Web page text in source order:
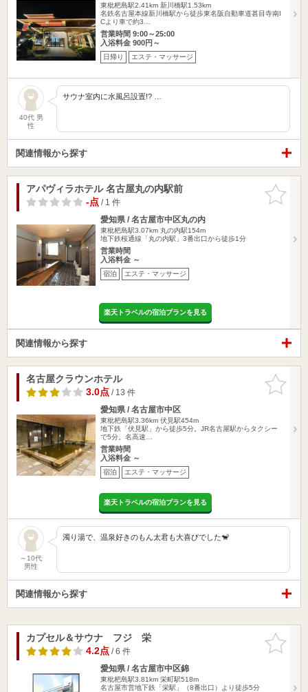
東枇杷島駅2.41km 新川橋駅1.53km
名鉄名古屋本線新川橋駅から徒歩東名阪自動車道甚目寺南I
Cより車で約3…
営業時間 9:00～25:00
入浴料金 900円～
日帰り エステ・マッサージ
40代 男
性
サウナ室内に水風呂設置!? …
関連情報から探す
お気に入
りに追加
アパヴィラホテル 名古屋丸の内駅前
-点/ 1 件
愛知県 / 名古屋市中区丸の内
東枇杷島駅3.07km 丸の内駅154m
地下鉄桜通線「丸の内駅」3番出口から徒歩1分
営業時間
入浴料金 ～
宿泊 エステ・マッサージ
楽天トラベルの宿泊プランを見る
関連情報から探す
お気に入
りに追加
名古屋クラウンホテル
3.0点/ 13 件
愛知県 / 名古屋市中区
東枇杷島駅3.36km 伏見駅454m
地下鉄「伏見駅」から徒歩5分。JR名古屋駅からタクシー
で5分。名高速…
営業時間
入浴料金 ～
宿泊 エステ・マッサージ
楽天トラベルの宿泊プランを見る
～10代
男性
濁り湯で、温泉好きのもん太君も大喜びでした🐒
関連情報から探す
お気に入
りに追加
カプセル＆サウナ フジ 栄
4.2点/ 6 件
愛知県 / 名古屋市中区錦
東枇杷島駅3.81km 栄町駅518m
名古屋市営地下鉄「栄駅」（8番出口）より徒歩5分